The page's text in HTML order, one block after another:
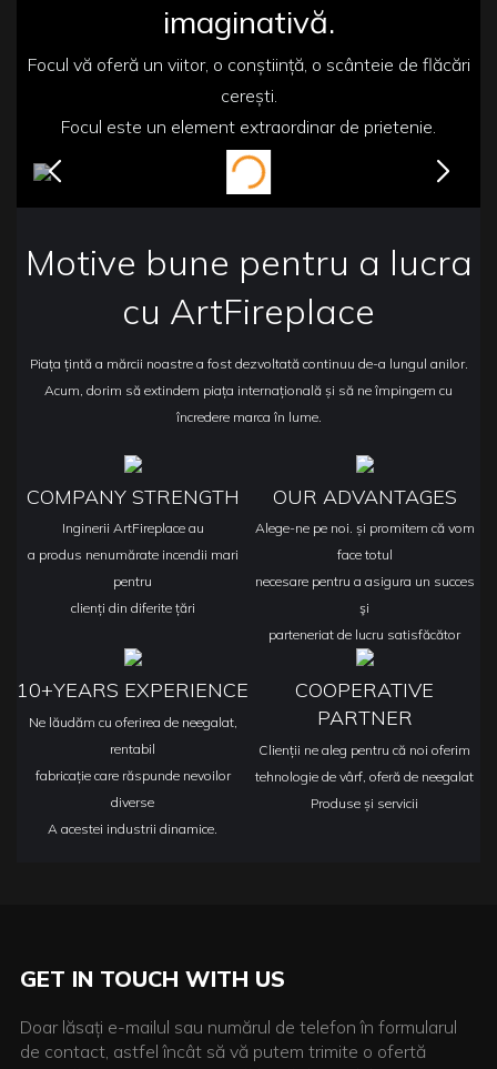
imaginativă.
Focul vă oferă un viitor, o conștiință, o scânteie de flăcări
cerești.
Focul este un element extraordinar de prietenie.
Motive bune pentru a lucra
cu ArtFireplace
Piața țintă a mărcii noastre a fost dezvoltată continuu de-a lungul anilor.
Acum, dorim să extindem piața internațională și să ne împingem cu
încredere marca în lume.
COMPANY STRENGTH
Inginerii ArtFireplace au
a produs nenumărate incendii mari
pentru
clienți din diferite țări
OUR ADVANTAGES
Alege-ne pe noi. și promitem că vom
face totul
necesare pentru a asigura un succes
şi
parteneriat de lucru satisfăcător
10+YEARS EXPERIENCE
Ne lăudăm cu oferirea de neegalat,
rentabil
fabricație care răspunde nevoilor
diverse
A acestei industrii dinamice.
COOPERATIVE
PARTNER
Clienții ne aleg pentru că noi oferim
tehnologie de vârf, oferă de neegalat
Produse și servicii
GET IN TOUCH WITH US
Doar lăsați e-mailul sau numărul de telefon în formularul
de contact, astfel încât să vă putem trimite o ofertă